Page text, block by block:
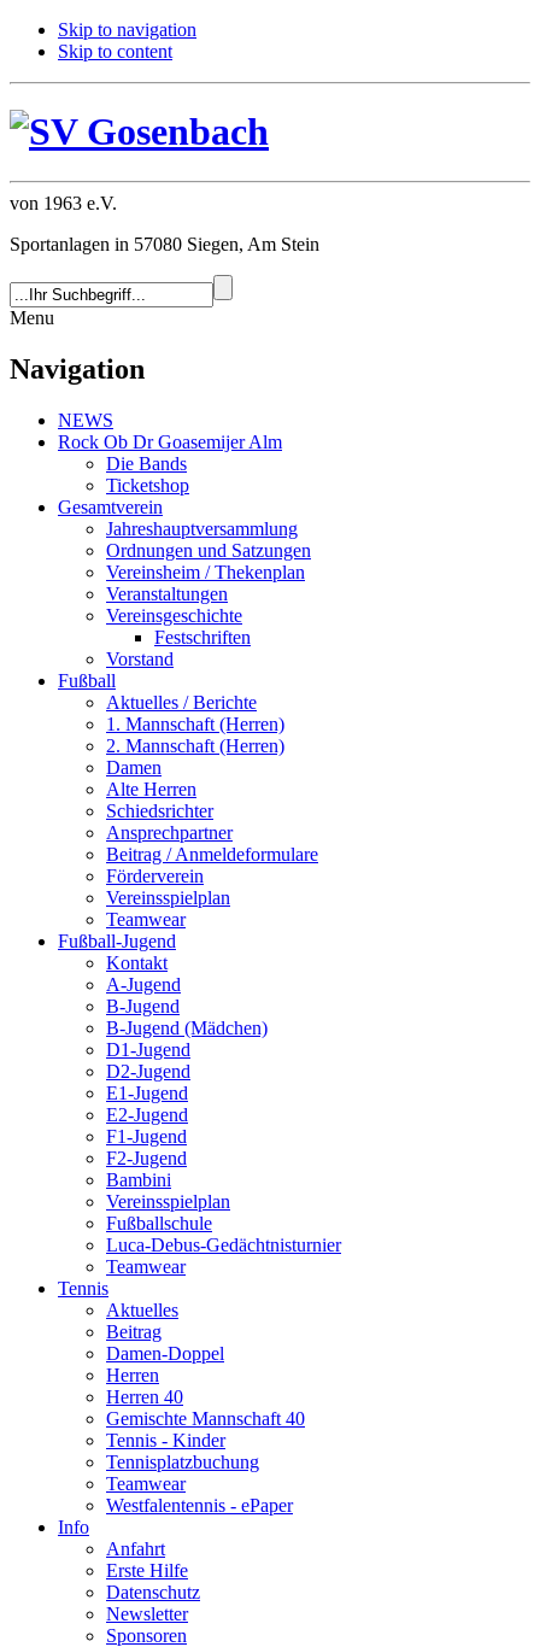
Skip to navigation
Skip to content
von 1963 e.V.
Sportanlagen in 57080 Siegen, Am Stein
Menu
Navigation
NEWS
Rock Ob Dr Goasemijer Alm
Die Bands
Ticketshop
Gesamtverein
Jahreshauptversammlung
Ordnungen und Satzungen
Vereinsheim / Thekenplan
Veranstaltungen
Vereinsgeschichte
Festschriften
Vorstand
Fußball
Aktuelles / Berichte
1. Mannschaft (Herren)
2. Mannschaft (Herren)
Damen
Alte Herren
Schiedsrichter
Ansprechpartner
Beitrag / Anmeldeformulare
Förderverein
Vereinsspielplan
Teamwear
Fußball-Jugend
Kontakt
A-Jugend
B-Jugend
B-Jugend (Mädchen)
D1-Jugend
D2-Jugend
E1-Jugend
E2-Jugend
F1-Jugend
F2-Jugend
Bambini
Vereinsspielplan
Fußballschule
Luca-Debus-Gedächtnisturnier
Teamwear
Tennis
Aktuelles
Beitrag
Damen-Doppel
Herren
Herren 40
Gemischte Mannschaft 40
Tennis - Kinder
Tennisplatzbuchung
Teamwear
Westfalentennis - ePaper
Info
Anfahrt
Erste Hilfe
Datenschutz
Newsletter
Sponsoren